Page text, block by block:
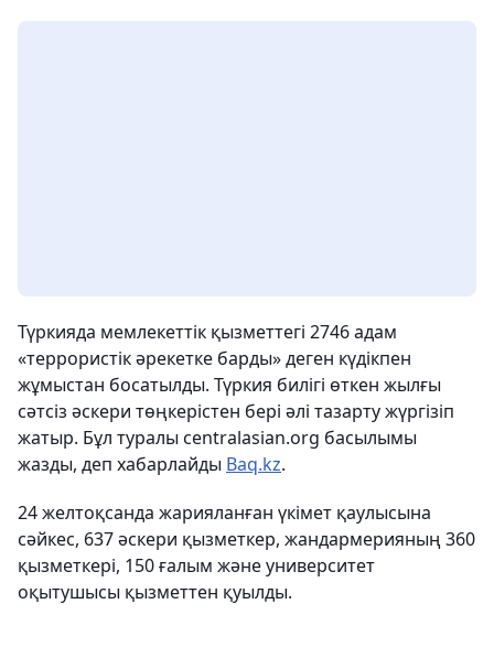
Түркияда мемлекеттік қызметтегі 2746 адам
«террористік әрекетке барды» деген күдікпен
жұмыстан босатылды. Түркия билігі өткен жылғы
сәтсіз әскери төңкерістен бері әлі тазарту жүргізіп
жатыр. Бұл туралы centralasian.org басылымы
жазды, деп хабарлайды Вaq.kz.
24 желтоқсанда жарияланған үкімет қаулысына
сәйкес, 637 әскери қызметкер, жандармерияның 360
қызметкері, 150 ғалым және университет
оқытушысы қызметтен қуылды.